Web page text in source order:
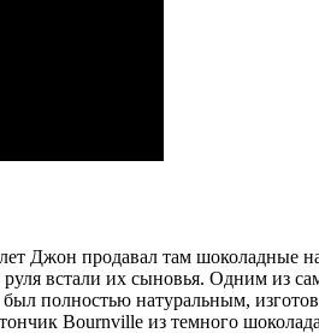
Джон продавал там шоколадные
встали их сыновья. Одним из
полностью натуральным,
Bournville из темного